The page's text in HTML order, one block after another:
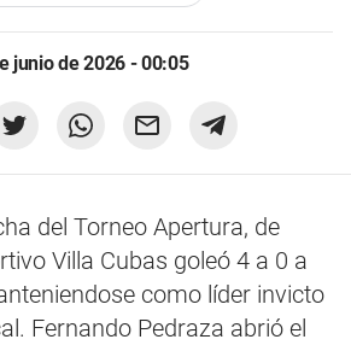
junio de 2026 - 00:05
del Torneo Apertura, de
Villa Cubas goleó 4 a 0 a
como líder invicto
Fernando Pedraza abrió el